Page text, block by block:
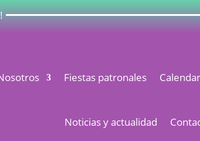
Fiestas patronales
Noticias y actualidad